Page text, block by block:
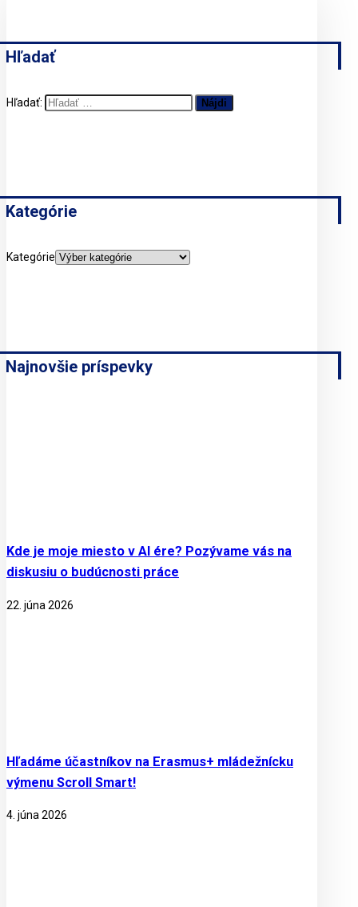
Hľadať
Hľadať:
Kategórie
Kategórie
Najnovšie príspevky
Kde je moje miesto v AI ére? Pozývame vás na
diskusiu o budúcnosti práce
22. júna 2026
Hľadáme účastníkov na Erasmus+ mládežnícku
výmenu Scroll Smart!
4. júna 2026